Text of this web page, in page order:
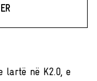
lartë në K2.0, e